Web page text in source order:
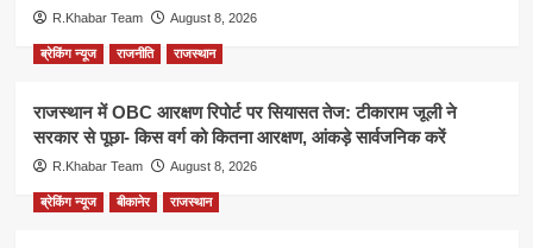
R.Khabar Team August 8, 2026
ब्रेकिंग न्यूज राजनीति राजस्थान
राजस्थान में OBC आरक्षण रिपोर्ट पर सियासत तेज: टीकाराम जूली ने
सरकार से पूछा- किस वर्ग को कितना आरक्षण, आंकड़े सार्वजनिक करें
R.Khabar Team August 8, 2026
ब्रेकिंग न्यूज बीकानेर राजस्थान